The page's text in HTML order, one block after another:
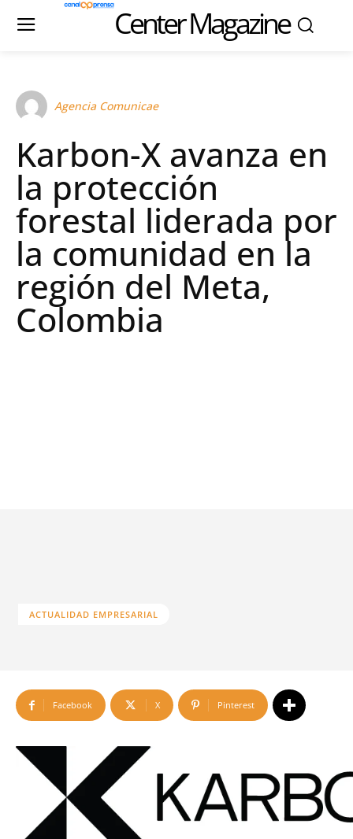
Center Magazine
Agencia Comunicae
Karbon-X avanza en
la protección
forestal liderada por
la comunidad en la
región del Meta,
Colombia
ACTUALIDAD EMPRESARIAL
Facebook X Pinterest